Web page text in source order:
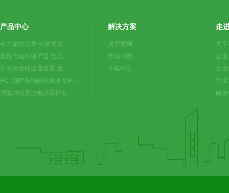
产品中心
电力监控仪表 电量变送…
低压电动机保护器 低压…
开关柜智能操显装置 无…
HC-DBP系列低压浪涌保护…
消弧消谐及过电压保护装…
解决方案
典型案例
常见问题
下载中心
走
关
企
企
行
媒